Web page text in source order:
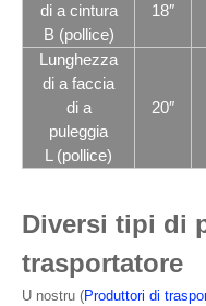
di a cintura
B (pollice)
18″
Lunghezza
di a faccia
di a
puleggia
L (pollice)
20″
Diversi tipi di
trasportatore
U nostru (Produttori di